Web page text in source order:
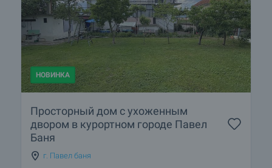
НОВИНКА
Просторный дом с ухоженным
двором в курортном городе Павел
Баня
г. Павел баня